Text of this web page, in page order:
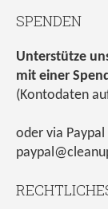
SPENDEN
Unterstütze
mit einer
(Kontodaten
oder via Paypal